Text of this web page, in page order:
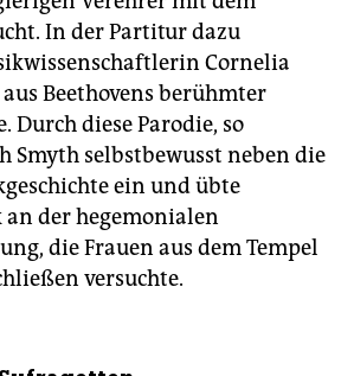
In der Partitur dazu
Cornelia
Beethovens berühmter
Durch diese Parodie, so
Smyth selbstbewusst neben die
ein und übte
der hegemonialen
die Frauen aus dem Tempel
versuchte.